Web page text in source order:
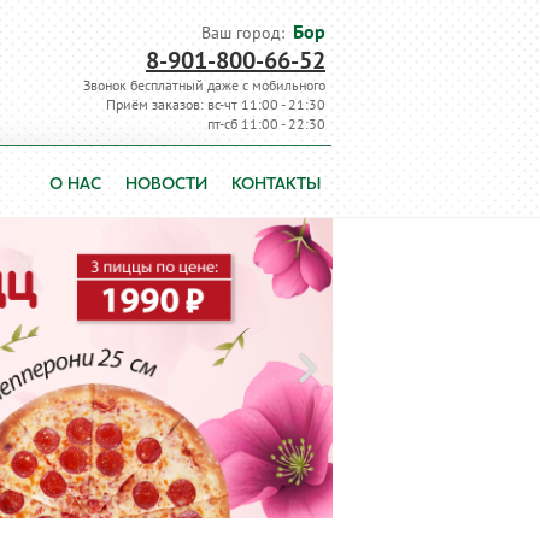
Ваш город: Бор
8-901-800-66-52
Звонок бесплатный даже с мобильного
Приём заказов: вс-чт 11:00 - 21:30
пт-сб 11:00 - 22:30
О НАС НОВОСТИ КОНТАКТЫ